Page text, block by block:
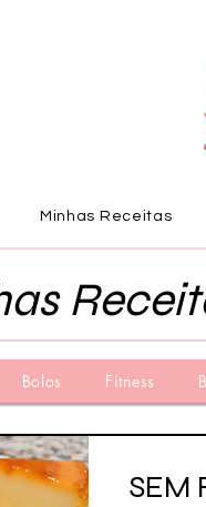
Minhas Receitas
Bolos Fitness
SEM